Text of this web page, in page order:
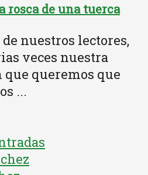
rosca de una tuerca
nuestros lectores,
veces nuestra
queremos que
...